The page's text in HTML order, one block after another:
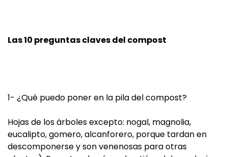
Las 10 preguntas claves del compost
1- ¿Qué puedo poner en la pila del compost?
Hojas de los árboles excepto: nogal, magnolia,
eucalipto, gomero, alcanforero, porque tardan en
descomponerse y son venenosas para otras